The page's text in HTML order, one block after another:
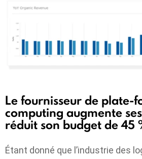
Le fournisseur de plate-
computing augmente
réduit son budget de 45
Étant donné que l’industrie des